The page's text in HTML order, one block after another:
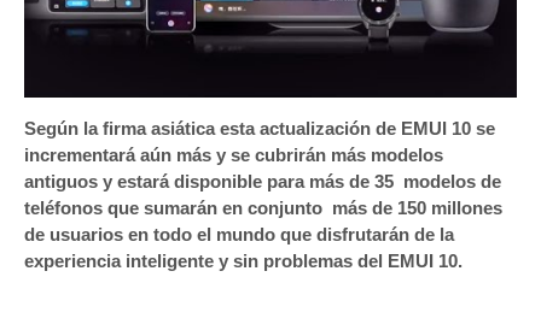
8
de
Según la firma asiática esta actualización de EMUI 10 se
incrementará aún más y se cubrirán más modelos
antiguos y estará disponible para más de 35 modelos de
teléfonos que sumarán en conjunto más de 150 millones
de usuarios en todo el mundo que disfrutarán de la
experiencia inteligente y sin problemas del EMUI 10.